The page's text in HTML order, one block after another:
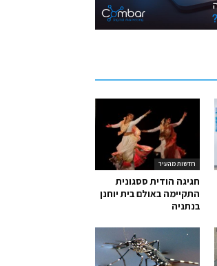
חדשות מהעיר
חגיגה הודית ססגונית
התקיימה באולם בית יוחנן
בנתניה